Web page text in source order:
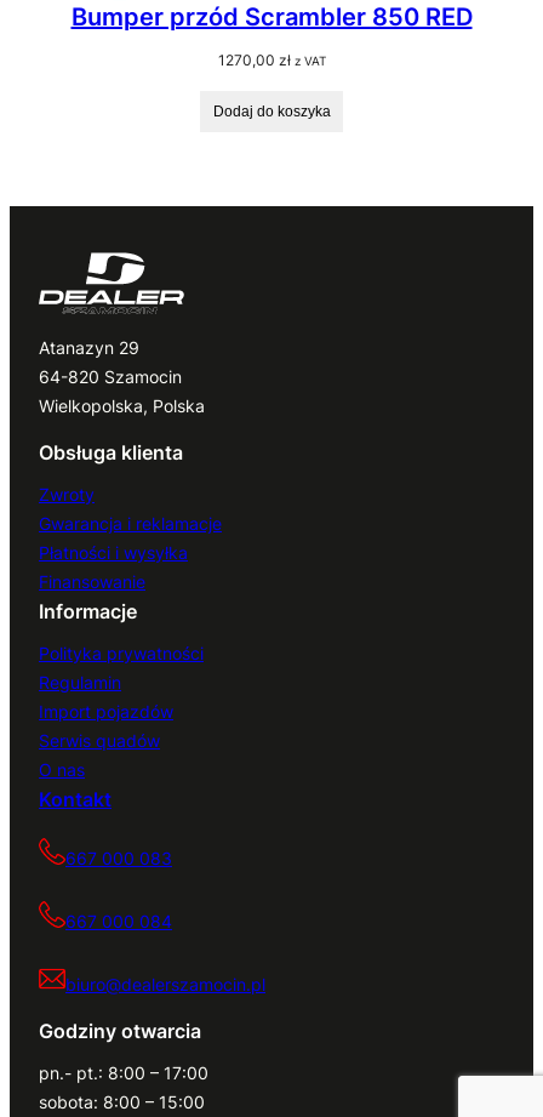
Bumper przód Scrambler 850 RED
1270,00 zł z VAT
Dodaj do koszyka
Atanazyn 29
64-820 Szamocin
Wielkopolska, Polska
Obsługa klienta
Zwroty
Gwarancja i reklamacje
Płatności i wysyłka
Finansowanie
Informacje
Polityka prywatności
Regulamin
Import pojazdów
Serwis quadów
O nas
Kontakt
667 000 083
667 000 084
biuro@dealerszamocin.pl
Godziny otwarcia
pn.- pt.: 8:00 – 17:00
sobota: 8:00 – 15:00